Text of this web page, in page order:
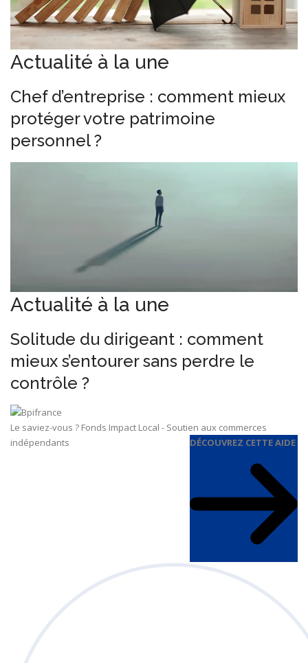
Actualité à la une
Chef d’entreprise : comment mieux
protéger votre patrimoine
personnel ?
Actualité à la une
Solitude du dirigeant : comment
mieux s’entourer sans perdre le
contrôle ?
Le saviez-vous ? Fonds Impact Local - Soutien aux commerces
indépendants
DÉCOUVREZ CETTE AIDE